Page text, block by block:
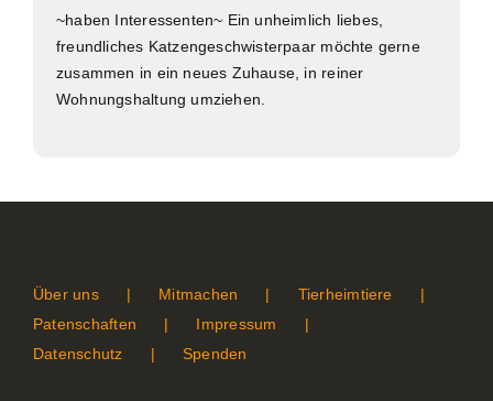
~haben Interessenten~ Ein unheimlich liebes,
freundliches Katzengeschwisterpaar möchte gerne
zusammen in ein neues Zuhause, in reiner
Wohnungshaltung umziehen.
Über uns Mitmachen
Tierheimtiere
Patenschaften
Impressum
Datenschutz
Spenden